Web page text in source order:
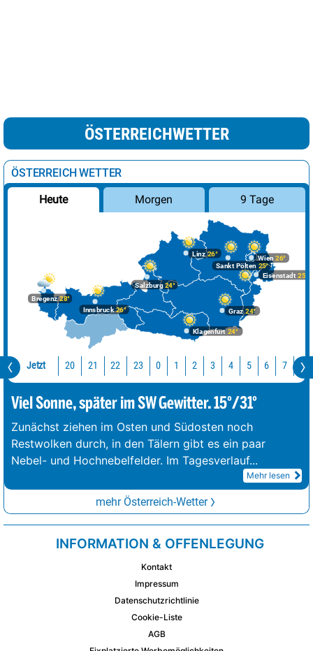
ÖSTERREICHWETTER
ÖSTERREICH WETTER
Heute Morgen 9 Tage
Bregenz28°
Graz24°
Innsbruck26°
Klagenfurt 24°
Linz26°
Salzburg24°
Wien 26°
Eisenstadt 25°
Sankt Pölten 25°
Jetzt 20 21 22 23 0 1 2 3 4 5 6 7 8
Viel Sonne, später im SW Gewitter. 15°/31°
Zunächst ziehen im Osten und Südosten noch
Restwolken durch, in den Tälern gibt es ein paar
Nebel- und Hochnebelfelder. Im Tagesverlauf...
Mehr lesen
mehr Österreich-Wetter
INFORMATION & OFFENLEGUNG
Kontakt
Impressum
Datenschutzrichtlinie
Cookie-Liste
AGB